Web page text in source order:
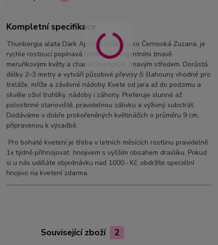
Kompletní specifikace
Thunbergia alata Dark Apricot, známá jako Černooká Zuzana, je
rychle rostoucí popínavá letnička s elegantními tmavě
meruňkovými květy a charakteristickým tmavým středem. Dorůstá
délky 2–3 metry a vytváří působivé převisy či šlahouny vhodné pro
treláže, mříže a závěsné nádoby. Kvete od jara až do podzimu a
skvěle oživí truhlíky, nádoby i záhony. Preferuje slunné až
polostinné stanoviště, pravidelnou zálivku a výživný substrát.
Dodáváme v dobře prokořeněných květináčích o průměru 9 cm,
připravenou k výsadbě.
Pro bohaté kvetení je třeba v letních měsících rostlinu pravidelně
1x týdně přihnojovat hnojivem s vyšším obsahem draslíku. Pokud
si u nás uděláte objednávku nad 1000.- Kč, obdržíte speciélní
hnojivo na kvetení zdarma.
Související zboží 2